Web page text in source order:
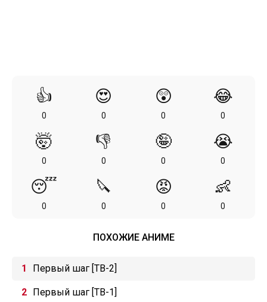
👍
0
😍
0
😲
0
😂
0
🤯
0
👎
0
🤪
0
😭
0
😴
0
🔪
0
😡
0
👶
0
ПОХОЖИЕ АНИМЕ
Первый шаг [ТВ-2]
Первый шаг [ТВ-1]